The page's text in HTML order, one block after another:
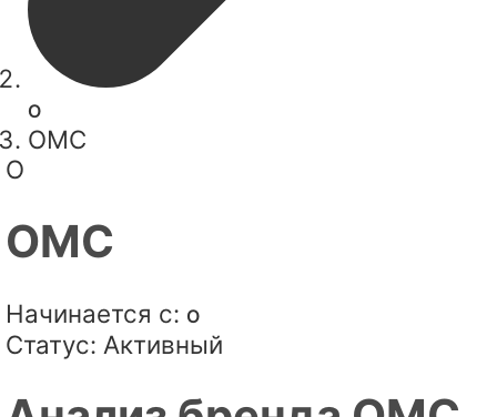
O
OMC
O
OMC
Начинается с: O
Статус: Активный